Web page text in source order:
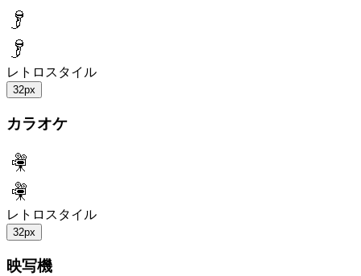
レトロスタイル
32px
カラオケ
レトロスタイル
32px
映写機